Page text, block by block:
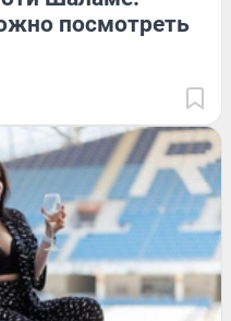
посмотреть